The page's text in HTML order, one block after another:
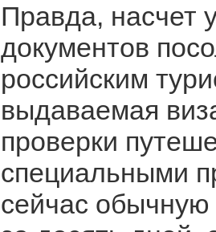
Правда, насчет
документов
российским
выдаваемая
проверки
специальными
сейчас